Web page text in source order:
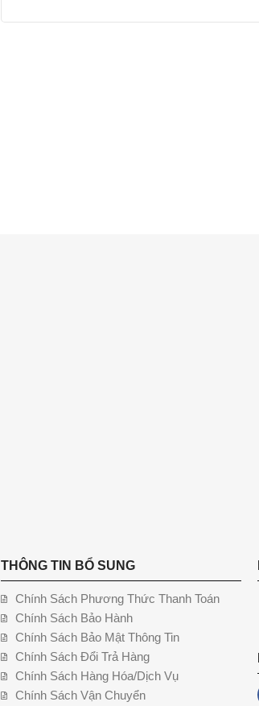
THÔNG TIN BỔ SUNG
Chính Sách Phương Thức Thanh Toán
Chính Sách Bảo Hành
Chính Sách Bảo Mật Thông Tin
Chính Sách Đổi Trả Hàng
Chính Sách Hàng Hóa/Dịch Vụ
Chính Sách Vận Chuyển